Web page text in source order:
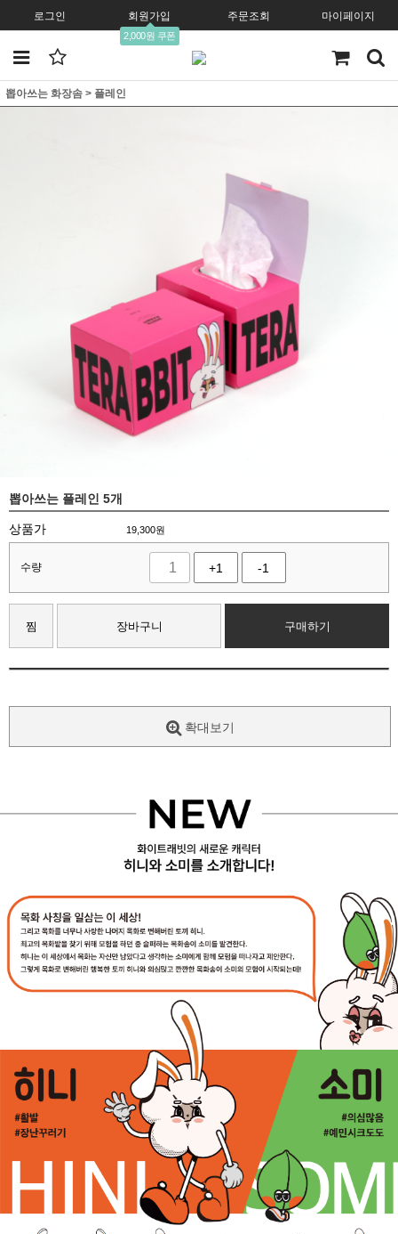
로그인 회원가입
2,000원 쿠폰
주문조회 마이페이지
뽑아쓰는 화장솜 > 플레인
뽑아쓰는 플레인 5개
상품가 19,300원
수량 +1 -1
찜 장바구니 구매하기
확대보기